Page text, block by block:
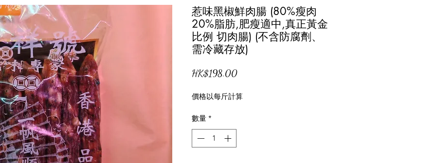
惹味黑椒鮮肉腸 (80%瘦肉
20%脂肪,肥瘦適中,真正黃金
比例 切肉腸) (不含防腐劑、
需冷藏存放)
HK$198.00價
價格以每斤計算
數量 *